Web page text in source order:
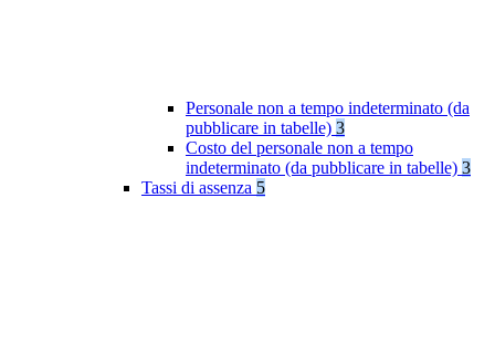
Personale non a tempo indeterminato (da
pubblicare in tabelle) 3
Costo del personale non a tempo
indeterminato (da pubblicare in tabelle) 3
Tassi di assenza 5